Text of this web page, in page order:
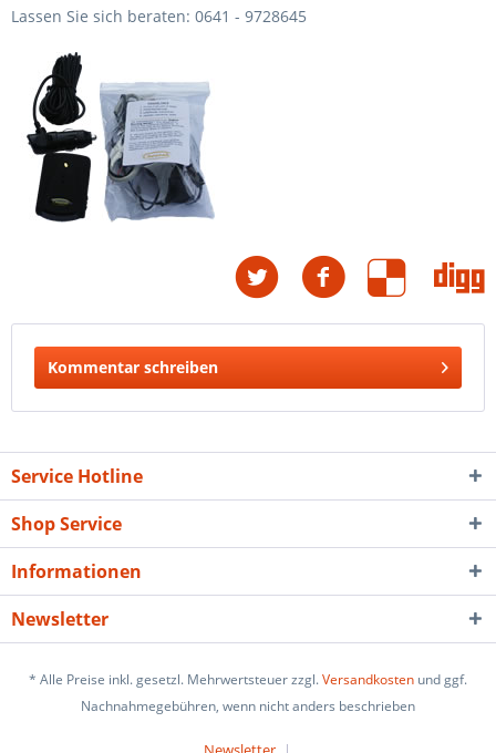
Lassen Sie sich beraten: 0641 - 9728645
Kommentar schreiben
Service Hotline
Shop Service
Informationen
Newsletter
* Alle Preise inkl. gesetzl. Mehrwertsteuer zzgl.Versandkosten und ggf.
Nachnahmegebühren, wenn nicht anders beschrieben